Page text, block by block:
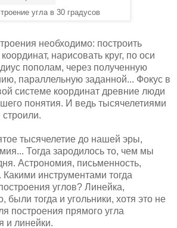
угла в 30 градусов
необходимо: построить
нарисовать круг, по оси
пополам, через полученную
параллельную заданной... Фокус в
системе координат древние люди
понятия. И ведь тысячелетиями
строили.
тысячелетие до нашей эры,
Тогда зародилось то, чем мы
Астрономия, письменность,
Какими инструментами тогда
углов? Линейка,
были тогда и угольники, хотя это не
построения прямого угла
и линейки.